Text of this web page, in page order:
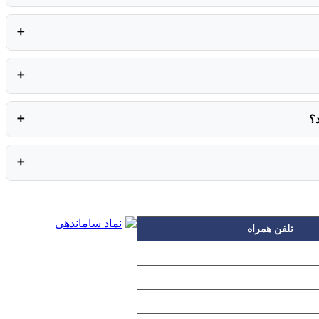
➕
➕
➕
➕
تلفن همراه